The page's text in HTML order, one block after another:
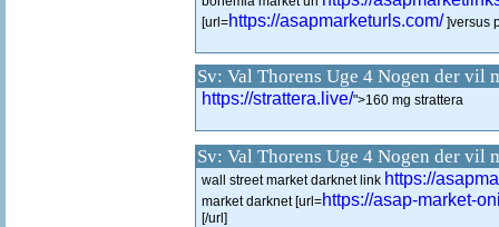
[url=https://asapmarketurls.com/ ]versus
Sv: Val Thorens Uge 4 Nogen der vil
https://strattera.live/">160 mg strattera
Sv: Val Thorens Uge 4 Nogen der vil
wall street market darknet link https://
market darknet [url=https://asap-market-
[/url]